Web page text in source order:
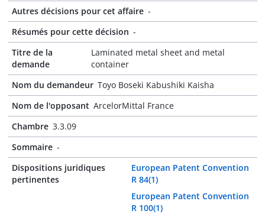
Autres décisions pour cet affaire -
Résumés pour cette décision -
Titre de la
demande
Laminated metal sheet and metal
container
Nom du demandeur Toyo Boseki Kabushiki Kaisha
Nom de l'opposant ArcelorMittal France
Chambre 3.3.09
Sommaire -
Dispositions juridiques
pertinentes
European Patent Convention
R 84(1)
European Patent Convention
R 100(1)